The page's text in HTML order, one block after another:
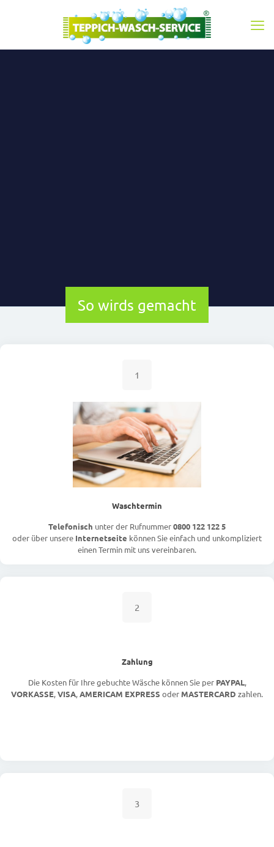
So wirds gemacht
1
Waschtermin
Telefonisch unter der Rufnummer0800 122 122 5
oder über unsere Internetseite können Sie einfach und unkompliziert
einen Termin mit uns vereinbaren.
2
Zahlung
Die Kosten für Ihre gebuchte Wäsche können Sie per PAYPAL,
VORKASSE,VISA,AMERICAM EXPRESS oder MASTERCARD zahlen.
3